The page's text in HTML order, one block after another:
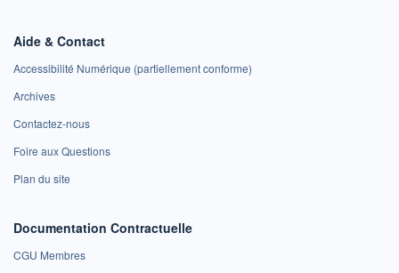
Aide & Contact
Accessibilité Numérique (partiellement conforme)
Archives
Contactez-nous
Foire aux Questions
Plan du site
Documentation Contractuelle
CGU Membres